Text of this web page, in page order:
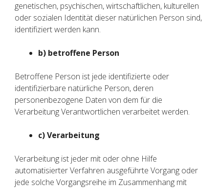
genetischen, psychischen, wirtschaftlichen, kulturellen
oder sozialen Identität dieser natürlichen Person sind,
identifiziert werden kann.
b) betroffene Person
Betroffene Person ist jede identifizierte oder
identifizierbare natürliche Person, deren
personenbezogene Daten von dem für die
Verarbeitung Verantwortlichen verarbeitet werden.
c) Verarbeitung
Verarbeitung ist jeder mit oder ohne Hilfe
automatisierter Verfahren ausgeführte Vorgang oder
jede solche Vorgangsreihe im Zusammenhang mit